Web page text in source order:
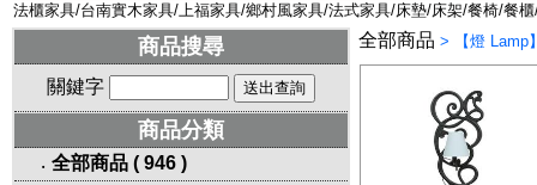
法櫃家具/台南實木家具/上福家具/鄉村風家具/法式家具/床墊/床架/餐椅/餐
商品搜尋
關鍵字
商品分類
‧ 全部商品 ( 946 )
全部商品 > 【燈 Lamp